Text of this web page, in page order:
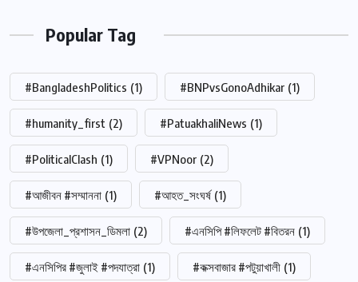
Popular Tag
#BangladeshPolitics (1) #BNPvsGonoAdhikar (1)
#humanity_first (2) #PatuakhaliNews (1)
#PoliticalClash (1) #VPNoor (2)
#আজীবন #সম্মাননা (1) #আহত_সংঘর্ষ (1)
#উপজেলা_প্রশাসন_ডিমলা (2) #এনসিপি #লিফলেট #বিতরন (1)
#এনসিপির #জুলাই #পদযাত্রা (1) #কক্সবাজার #পটুয়াখালী (1)